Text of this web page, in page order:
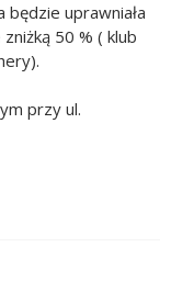
uprawniała
50 % ( klub
przy ul.